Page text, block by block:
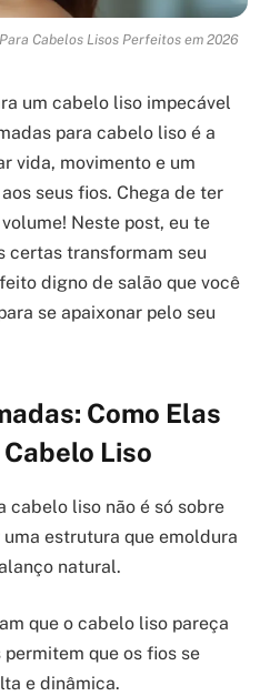
Cabelos Lisos Perfeitos em 2026
um cabelo liso impecável
para cabelo liso é a
vida, movimento e um
seus fios. Chega de ter
Neste post, eu te
certas transformam seu
digno de salão que você
se apaixonar pelo seu
Como Elas
Liso
cabelo liso não é só sobre
estrutura que emoldura
natural.
que o cabelo liso pareça
que os fios se
e dinâmica.